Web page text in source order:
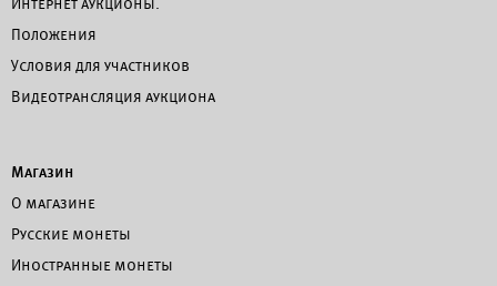
Положения
Условия для участников
Видеотрансляция аукциона
Магазин
О магазине
Русские монеты
Иностранные монеты